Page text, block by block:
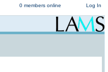
Log In
0 members online